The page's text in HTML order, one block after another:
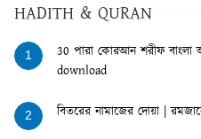
HADITH & QURAN
1
30 পারা কোরআন শরীফ বাংলা
download
2 বিতরের নামাজের দোয়া |